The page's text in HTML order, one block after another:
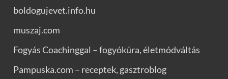
boldogujevet.info.hu
muszaj.com
Fogyás Coachinggal – fogyókúra, életmódváltás
Pampuska.com – receptek, gasztroblog